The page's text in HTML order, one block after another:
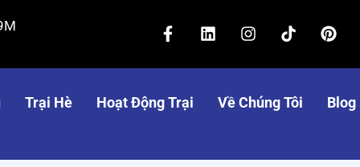
F
a
e
o
L
i
k
I
n
t
g
T
i
t
k
P
i
t
r
Trại Hè Hoạt Động Trại Về Chúng Tôi Blog